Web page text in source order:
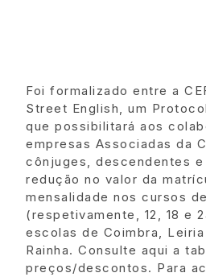
Foi formalizado entre a
Street English, um
que possibilitará aos
empresas Associadas da
cônjuges, descendentes e
redução no valor da
mensalidade nos cursos
(respetivamente, 12, 18 e
escolas de Coimbra,
Rainha. Consulte aqui a
preços/descontos. Para